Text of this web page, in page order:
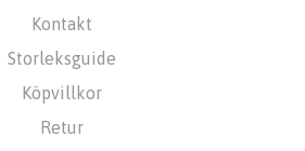
Kontakt
Storleksguide
Köpvillkor
Retur